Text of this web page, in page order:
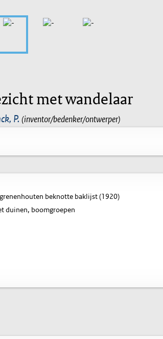
met wandelaar
P. (inventor/bedenker/ontwerper)
beknotte baklijst (1920)
duinen, boomgroepen